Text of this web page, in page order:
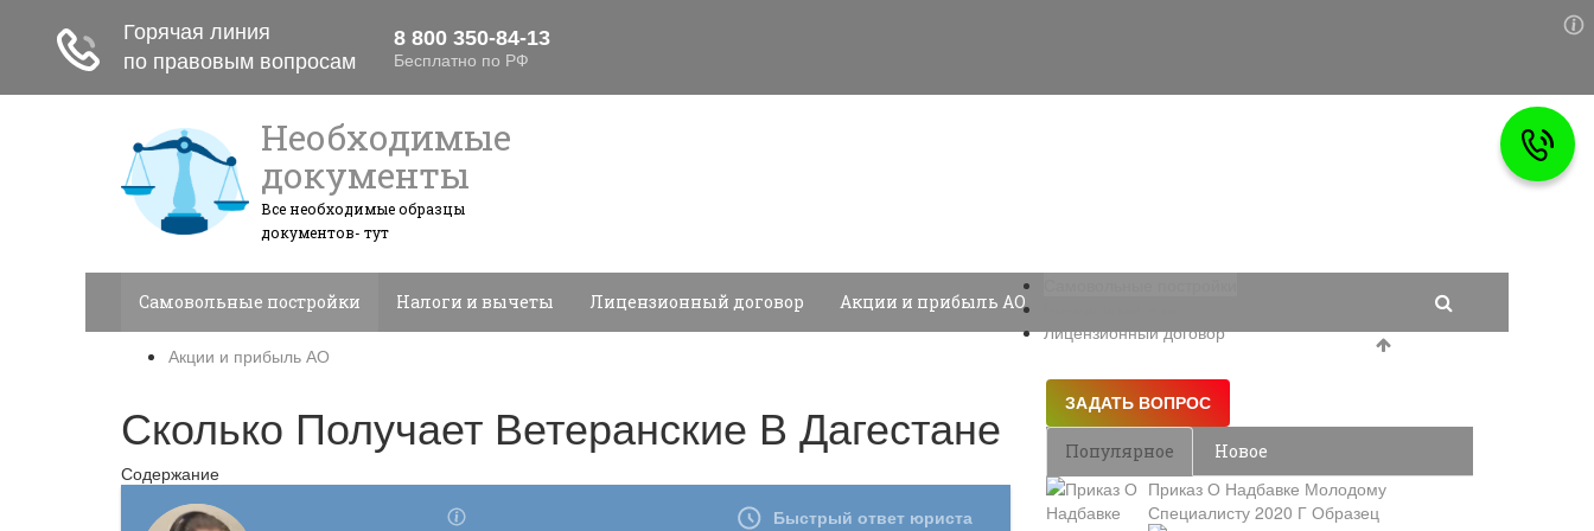
Необходимые
документы
Все необходимые образцы
документов- тут
Самовольные постройки Налоги и вычеты Лицензионный договор Акции и прибыль АО
Лицензионный договор
Акции и прибыль АО
Сколько Получает Ветеранские В Дагестане
Содержание
Популярное Новое
Приказ О Надбавке Молодому
Специалисту 2020 Г Образец